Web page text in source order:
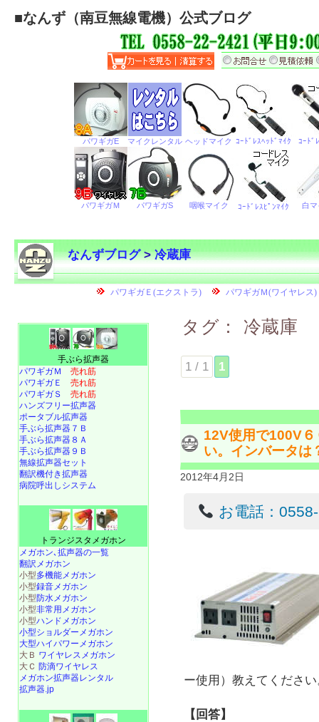
■なんず（南豆無線電機）公式ブログ
なんずブログ>冷蔵庫
タグ： 冷蔵庫
1 / 1 1
12V使用で100V
い。インバータは
2012年4月2日
お電話：
ー使用）教えてくださ
【回答】
手ぶら拡声器
パワギガＭ 売れ筋
パワギガＥ 売れ筋
パワギガＳ 売れ筋
ハンズフリー拡声器
ポータブル拡声器
手ぶら拡声器７Ｂ
手ぶら拡声器８Ａ
手ぶら拡声器９Ｂ
無線拡声器セット
翻訳機付き拡声器
病院呼出しシステム
トランジスタメガホン
メガホン､拡声器の一覧
翻訳メガホン
小型多機能メガホン
小型録音メガホン
小型防水メガホン
小型非常用メガホン
小型ハンドメガホン
小型ショルダーメガホン
大型ハイパワーメガホン
大Ｂ ワイヤレスメガホン
大Ｃ 防滴ワイヤレス
メガホン拡声器レンタル
拡声器.jp